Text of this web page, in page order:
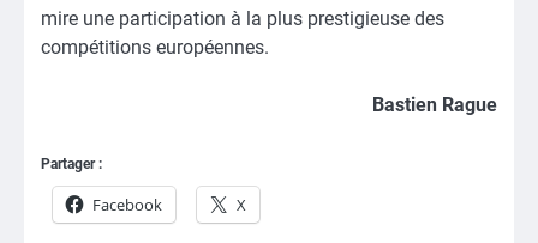
mire une participation à la plus prestigieuse des
compétitions européennes.
Bastien Rague
Partager :
Facebook X